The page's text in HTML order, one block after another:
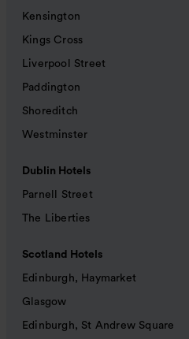
Kensington
Kings Cross
Liverpool Street
Paddington
Shoreditch
Westminster
Dublin Hotels
Parnell Street
The Liberties
Scotland Hotels
Edinburgh, Haymarket
Glasgow
Edinburgh, St Andrew Square